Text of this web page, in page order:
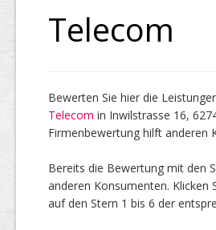
HELP Awards
Top Firmen
Telecom
Bewerten Sie hier die
Telecom in Inwilstrasse 16,
Firmenbewertung hilft anderen
Bereits die Bewertung mit den
anderen Konsumenten. Klicken
auf den Stern 1 bis 6 der